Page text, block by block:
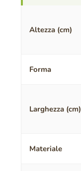
Altezza (cm)
Forma
Larghezza (cm)
Materiale